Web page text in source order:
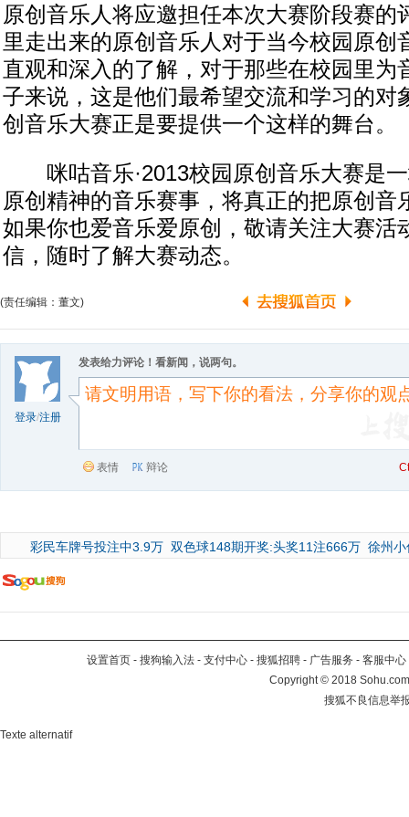
原创音乐人将应邀担任本次大赛阶段赛的
里走出来的原创音乐人对于当今校园原创
直观和深入的了解，对于那些在校园里为
子来说，这是他们最希望交流和学习的对
创音乐大赛正是要提供一个这样的舞台。
咪咕音乐·2013校园原创音乐大赛是一
原创精神的音乐赛事，将真正的把原创音
如果你也爱音乐爱原创，敬请关注大赛活
信，随时了解大赛动态。
(责任编辑：董文)
登录/注册
发表给力评论！看新闻，说两句。
表情 辩论
彩民车牌号投注中3.9万 双色球148期开奖:头奖11注666万 徐州
设置首页 - 搜狗输入法 - 支付中心 - 搜狐招聘 - 广告服务 - 客服中心
Copyright©2018
搜狐不良信息举
Texte alternatif